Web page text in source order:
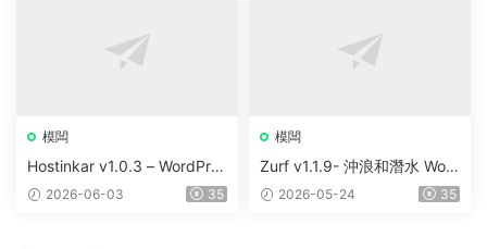
模闆
Hostinkar v1.0.3 – WordPres
s & WHMCS 主題
2026-06-03 35
模闆
Zurf v1.1.9- 沖浪和潛水 Wor
dPress主題
2026-05-24 35